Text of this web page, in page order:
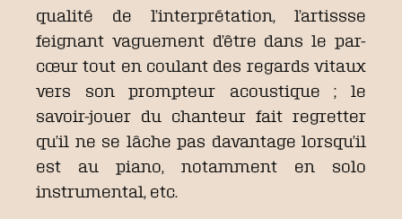
qualité de l’interprétation, l’artissse
feignant vaguement d’être dans le par-
cœur tout en coulant des regards vitaux
vers son prompteur acoustique ; le
savoir-jouer du chanteur fait regretter
qu’il ne se lâche pas davantage lorsqu’il
est au piano, notamment en solo
instrumental, etc.